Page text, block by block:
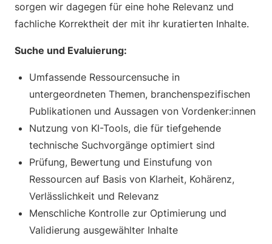
sorgen wir dagegen für eine hohe Relevanz und
fachliche Korrektheit der mit ihr kuratierten Inhalte.
Suche und Evaluierung:
Umfassende Ressourcensuche in
untergeordneten Themen, branchenspezifischen
Publikationen und Aussagen von Vordenker:innen
Nutzung von KI-Tools, die für tiefgehende
technische Suchvorgänge optimiert sind
Prüfung, Bewertung und Einstufung von
Ressourcen auf Basis von Klarheit, Kohärenz,
Verlässlichkeit und Relevanz
Menschliche Kontrolle zur Optimierung und
Validierung ausgewählter Inhalte